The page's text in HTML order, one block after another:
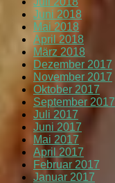
Juni 2018
Mai 2018
April 2018
März 2018
Dezember 2017
November 2017
Oktober 2017
September 2017
Juli 2017
Juni 2017
Mai 2017
April 2017
Februar 2017
Januar 2017